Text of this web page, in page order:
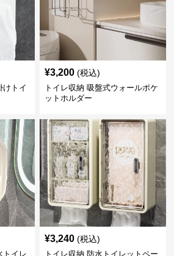
けトイ
¥3,200 (税込)
トイレ収納 吸盤式ウォールポケ
ットホルダー
トイレ
¥3,240 (税込)
トイレ収納 防水トイレットペー